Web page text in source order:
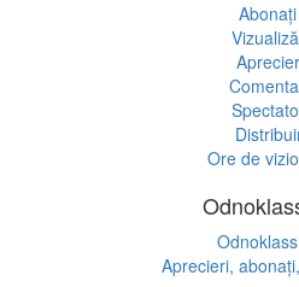
Abonați
Ore de
Aprecieri,